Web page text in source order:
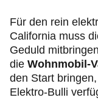
Für den rein
California muss
Geduld
die Wohnmobil-
den Start
Elektro-Bulli